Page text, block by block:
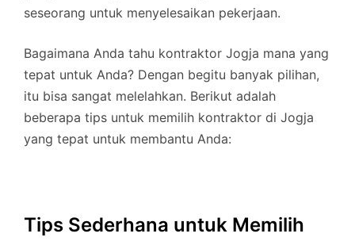
seseorang untuk menyelesaikan pekerjaan.
Bagaimana Anda tahu kontraktor Jogja mana yang
tepat untuk Anda? Dengan begitu banyak pilihan,
itu bisa sangat melelahkan. Berikut adalah
beberapa tips untuk memilih kontraktor di Jogja
yang tepat untuk membantu Anda:
Tips Sederhana untuk Memilih